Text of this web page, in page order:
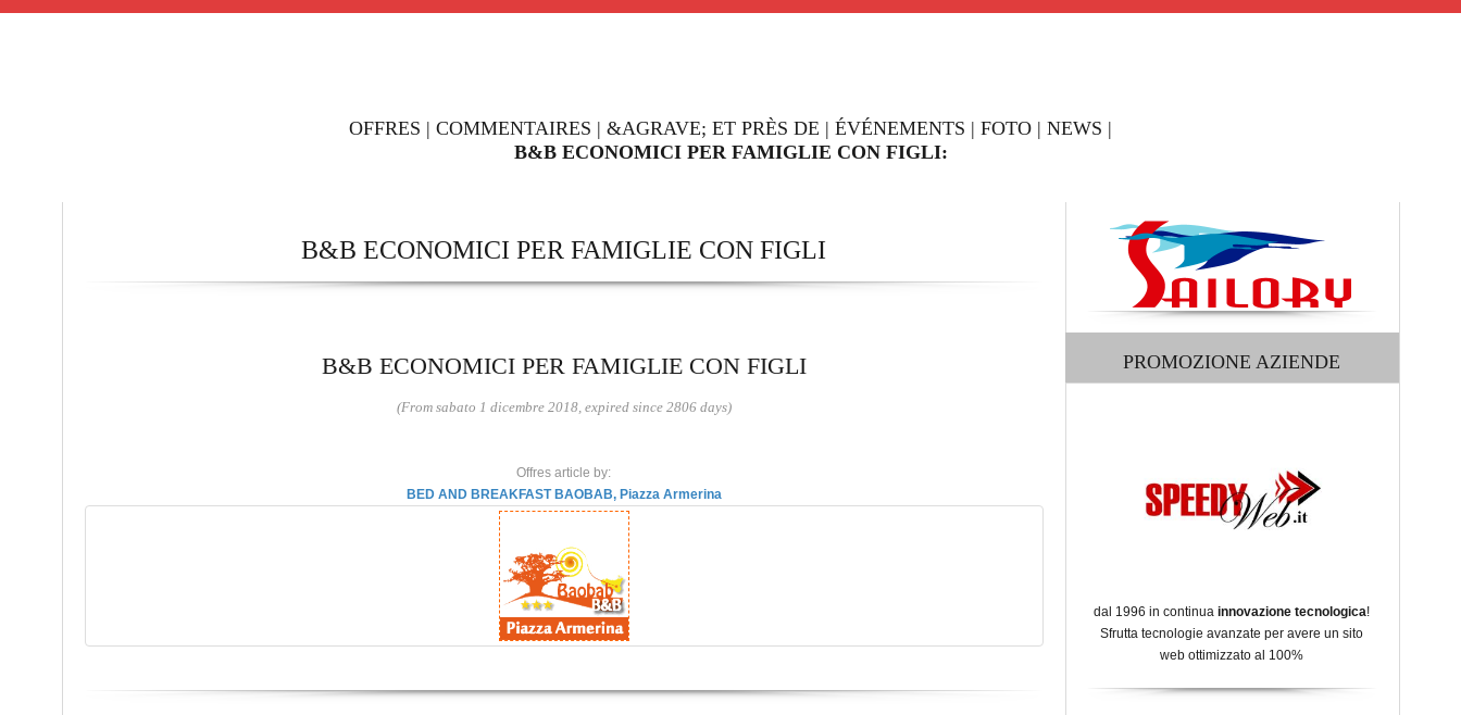
OFFRES | COMMENTAIRES | &AGRAVE; ET PRÈS DE | ÉVÉNEMENTS | FOTO | NEWS |
B&B ECONOMICI PER FAMIGLIE CON FIGLI:
B&B ECONOMICI PER FAMIGLIE CON FIGLI
B&B ECONOMICI PER FAMIGLIE CON FIGLI
(From sabato 1 dicembre 2018, expired since 2806 days)
Offres article by:
BED AND BREAKFAST BAOBAB, Piazza Armerina
PROMOZIONE AZIENDE
dal 1996 in continua innovazione tecnologica!
Sfrutta tecnologie avanzate per avere un sito
web ottimizzato al 100%